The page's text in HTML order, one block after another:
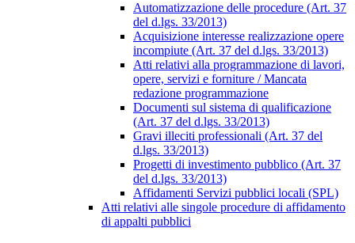
Automatizzazione delle procedure (Art. 37
del d.lgs. 33/2013)
Acquisizione interesse realizzazione opere
incompiute (Art. 37 del d.lgs. 33/2013)
Atti relativi alla programmazione di lavori,
opere, servizi e forniture / Mancata
redazione programmazione
Documenti sul sistema di qualificazione
(Art. 37 del d.lgs. 33/2013)
Gravi illeciti professionali (Art. 37 del
d.lgs. 33/2013)
Progetti di investimento pubblico (Art. 37
del d.lgs. 33/2013)
Affidamenti Servizi pubblici locali (SPL)
Atti relativi alle singole procedure di affidamento
di appalti pubblici